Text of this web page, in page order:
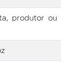
produtor ou